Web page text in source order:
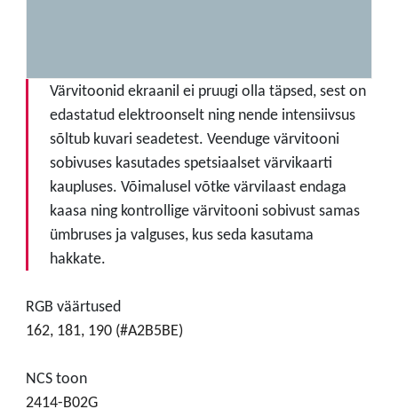
Värvitoonid ekraanil ei pruugi olla täpsed, sest on
edastatud elektroonselt ning nende intensiivsus
sõltub kuvari seadetest. Veenduge värvitooni
sobivuses kasutades spetsiaalset värvikaarti
kaupluses. Võimalusel võtke värvilaast endaga
kaasa ning kontrollige värvitooni sobivust samas
ümbruses ja valguses, kus seda kasutama
hakkate.
RGB väärtused
162, 181, 190 (#A2B5BE)
NCS toon
2414-B02G